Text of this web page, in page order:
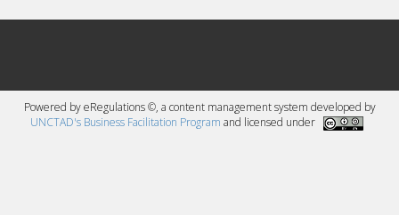
Powered by eRegulations ©, a content management system developed by
UNCTAD's Business Facilitation Program and licensed under